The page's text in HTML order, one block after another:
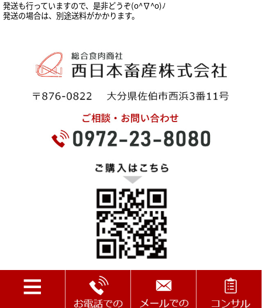
発送も行っていますので、是非どうぞ(o^∇^o)ﾉ
発送の場合は、別途送料がかかります。